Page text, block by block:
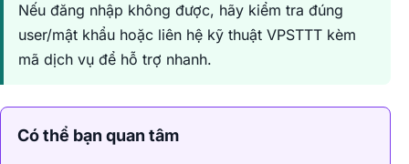
Nếu đăng nhập không được, hãy kiểm tra đúng
user/mật khẩu hoặc liên hệ kỹ thuật VPSTTT kèm
mã dịch vụ để hỗ trợ nhanh.
Có thể bạn quan tâm